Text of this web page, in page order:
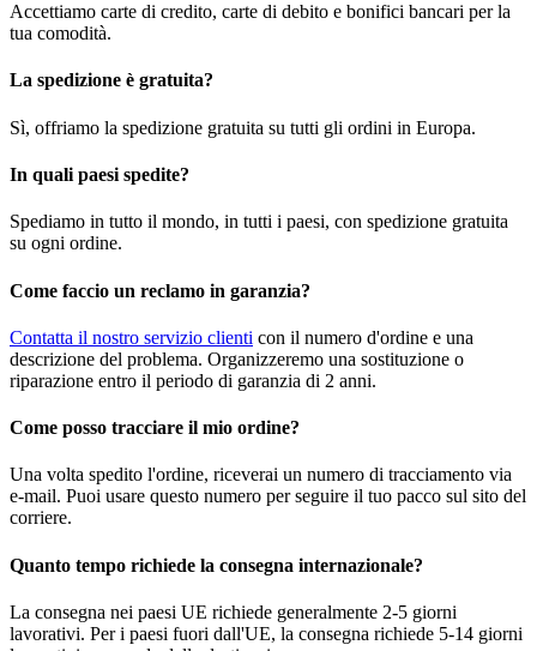
Accettiamo carte di credito, carte di debito e bonifici bancari per la
tua comodità.
La spedizione è gratuita?
Sì, offriamo la spedizione gratuita su tutti gli ordini in Europa.
In quali paesi spedite?
Spediamo in tutto il mondo, in tutti i paesi, con spedizione gratuita
su ogni ordine.
Come faccio un reclamo in garanzia?
Contatta il nostro servizio clienti con il numero d'ordine e una
descrizione del problema. Organizzeremo una sostituzione o
riparazione entro il periodo di garanzia di 2 anni.
Come posso tracciare il mio ordine?
Una volta spedito l'ordine, riceverai un numero di tracciamento via
e-mail. Puoi usare questo numero per seguire il tuo pacco sul sito del
corriere.
Quanto tempo richiede la consegna internazionale?
La consegna nei paesi UE richiede generalmente 2-5 giorni
lavorativi. Per i paesi fuori dall'UE, la consegna richiede 5-14 giorni